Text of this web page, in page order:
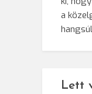
a
Lett